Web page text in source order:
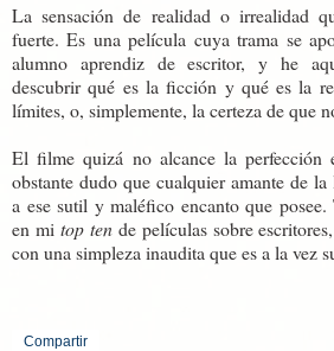
La sensación de realidad o irrealidad
fuerte. Es una película cuya trama se
alumno aprendiz de escritor, y he
descubrir qué es la ficción y qué es la
límites, o, simplemente, la certeza de que
El filme quizá no alcance la perfección
obstante dudo que cualquier amante de
a ese sutil y maléfico encanto que
en mi top tende películas sobre
con una simpleza inaudita que es a la vez
Compartir